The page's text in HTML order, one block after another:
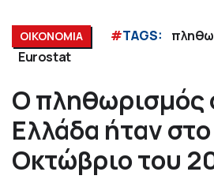
ΟΙΚΟΝΟΜΙΑ #TAGS:
Eurostat
Ο πληθωρισμός
Ελλάδα ήταν
Οκτώβριο του